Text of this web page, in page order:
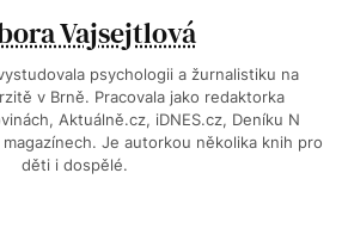
Vajsejtlová
psychologii a žurnalistiku na
v Brně. Pracovala jako redaktorka
Aktuálně.cz, iDNES.cz, Deníku N
Je autorkou několika knih pro
děti i dospělé.